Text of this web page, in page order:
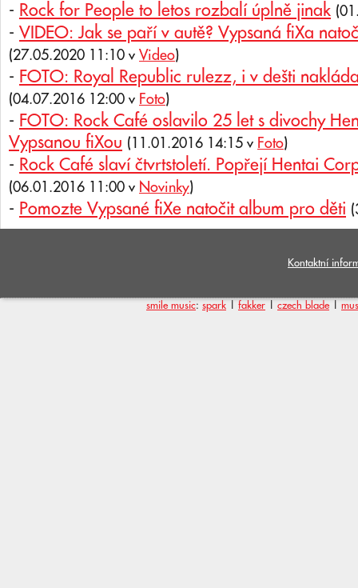
- Rock for People to letos rozbalí úplně jinak
- VIDEO: Jak se paří v autě? Vypsaná fiXa
(27.05.2020 11:10 v Video)
- FOTO: Royal Republic rulezz, i v dešti
(04.07.2016 12:00 v Foto)
- FOTO: Rock Café oslavilo 25 let s divochy
Vypsanou fiXou (11.01.2016 14:15 v Foto)
- Rock Café slaví čtvrtstoletí. Popřejí Hentai
(06.01.2016 11:00 v Novinky)
- Pomozte Vypsané fiXe natočit album pro děti
Kontaktní
smile music: spark fakker czech blade